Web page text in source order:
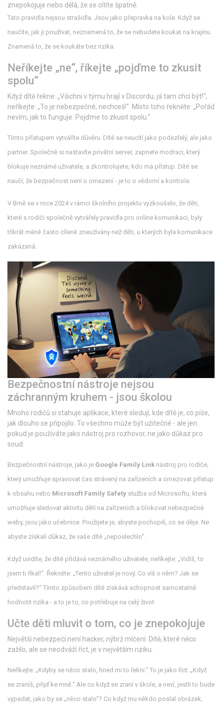
znepokojuje nebo dělá, že se cítíte špatně.
Tato pravidla nejsou strašidla. Jsou jako přepravka na kole. Když se
naučíte, jak ji používat, neznamená to, že se nebudete koukat na krajinu.
Znamená to, že se koukáte bez rizika.
Neříkejte „ne“, říkejte „pojďme to zkusit
spolu“
Když dítě řekne: „Všichni v týmu hrají v Discordu, já tam chci být!“,
neříkejte: „To je nebezpečné, nechceš!“. Místo toho řekněte: „Pořád
nevím, jak to funguje. Pojďme to zkusit spolu.“
Tímto přístupem vytváříte důvěru. Dítě se neucítí jako podezřelý, ale jako
partner. Společně si nastavíte privátní server, zapnete modraci, který
blokuje neznámé uživatele, a zkontrolujete, kdo má přístup. Dítě se
naučí, že bezpečnost není o omezení - je to o vědomí a kontrole.
V Brně se v roce 2024 v rámci školního projektu vyzkoušelo, že děti,
které s rodiči společně vytvářely pravidla pro online komunikaci, byly
třikrát méně často cíleně zneužívány než děti, u kterých byla komunikace
zakázaná.
Bezpečnostní nástroje nejsou
záchranným kruhem - jsou školou
Mnoho rodičů si stahuje aplikace, které sledují, kde dítě je, co píše,
jak dlouho se připojilo. To všechno může být užitečné - ale jen
pokud je používáte jako nástroj pro rozhovor, ne jako důkaz pro
soud.
Bezpečnostní nástroje, jako je Google Family Link nástroj pro rodiče,
který umožňuje spravovat čas strávený na zařízeních a omezovat přístup
k obsahu nebo Microsoft Family Safety služba od Microsoftu, která
umožňuje sledovat aktivitu dětí na zařízeních a blokovat nebezpečné
weby, jsou jako učebnice. Použijete je, abyste pochopili, co se děje. Ne
abyste získali důkaz, že vaše dítě „neposlechlo“.
Když uvidíte, že dítě přidává neznámého uživatele, neříkejte: „Vidíš, to
jsem ti říkal!“. Řekněte: „Tento uživatel je nový. Co víš o něm? Jak se
představil?“ Tímto způsobem dítě získává schopnost samostatně
hodnotit rizika - a to je to, co potřebuje na celý život.
Učte děti mluvit o tom, co je znepokojuje
Největší nebezpečí není hacker, nýbrž mlčení. Dítě, které něco
zažilo, ale se neodváží říct, je v největším riziku.
Neříkejte: „Kdyby se něco stalo, hned mi to řekni.“ To je jako říct: „Když
se zraníš, přijď ke mně.“ Ale co když se zraní v škole, a neví, jestli to bude
vypadat, jako by se „něco stalo“? Co když mu někdo poslal obrázek,